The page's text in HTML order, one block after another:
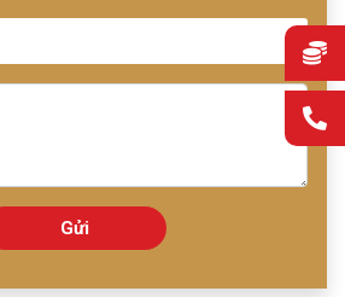
Gửi